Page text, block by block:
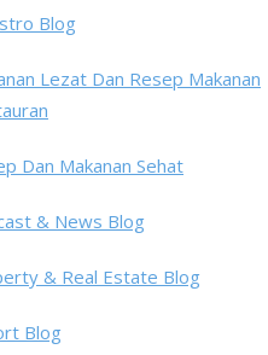
Blog
Lezat Dan Resep Makanan
Dan Makanan Sehat
& News Blog
& Real Estate Blog
Blog